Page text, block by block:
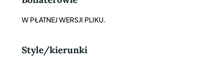
W PŁATNEJ WERSJI PLIKU.
Style/kierunki